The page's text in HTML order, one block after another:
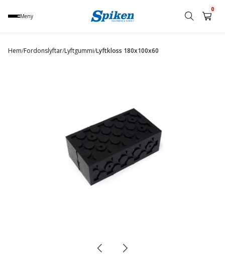
Meny
namn,
0
Hem/Fordonslyftar/Lyftgummi/Lyftkloss 180x100x60